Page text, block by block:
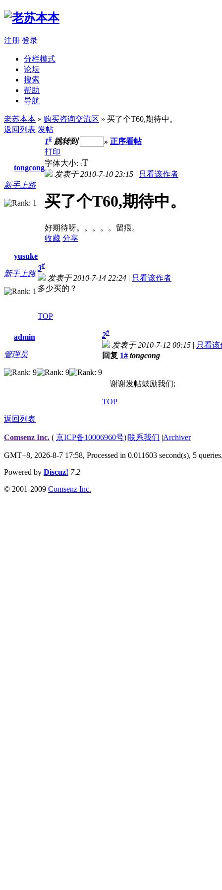
注册 登录
分栏模式
论坛
搜索
帮助
导航
老苏本本 » 购买咨询交流区 » 买了个T60,期待中。
返回列表 发帖
tongcong
新手上路
1# 跳转到 » 正序看帖
打印
字体大小: tT
发表于 2010-7-10 23:15 | 只看该作者
买了个T60,期待中。
好期待呀。。。。。留痕。
收藏 分享
yusuke
新手上路
3#
发表于 2010-7-14 22:24 | 只看该作者
多少买的？
TOP
admin
管理员
2#
发表于 2010-7-12 00:15 | 只看该
回复 1# tongcong
谢谢发帖鼓励我们;
TOP
返回列表
Comsenz Inc. ( 京ICP备10006960号)|联系我们 |Archiver
GMT+8, 2026-8-7 17:58, Processed in 0.011603 second(s), 5 queries
Powered by Discuz! 7.2
© 2001-2009 Comsenz Inc.